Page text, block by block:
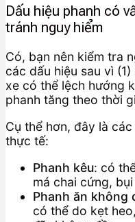
Dấu hiệu phanh có
tránh nguy hiểm
Có, bạn nên kiểm tra
các dấu hiệu sau vì
xe có thể lệch hướng
phanh tăng theo thời
Cụ thể hơn, đây là
thực tế:
Phanh kêu: có
má chai cứng,
Phanh ăn không
có thể do kẹt